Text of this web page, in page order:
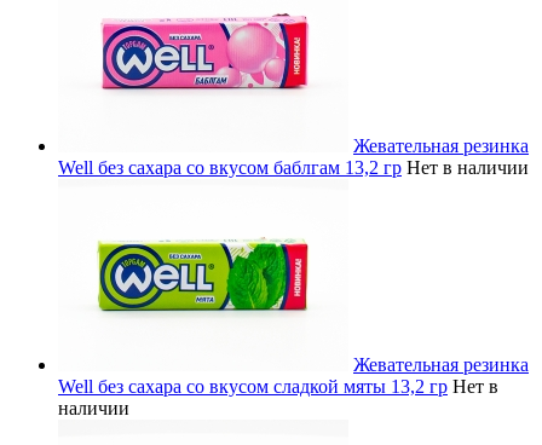
Жевательная резинка
Well без сахара со вкусом баблгам 13,2 гр Нет в наличии
Жевательная резинка
Well без сахара со вкусом сладкой мяты 13,2 гр Нет в
наличии